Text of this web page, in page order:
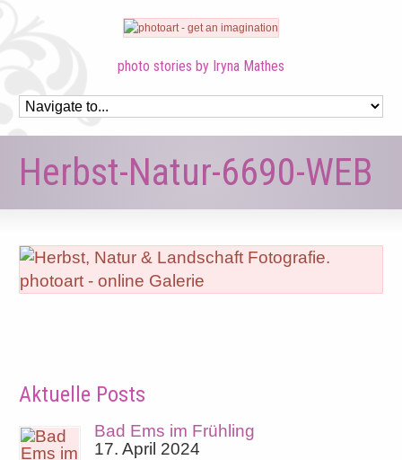
photo stories by Iryna Mathes
Herbst-Natur-6690-WEB
Aktuelle Posts
Bad Ems im Frühling
17. April 2024